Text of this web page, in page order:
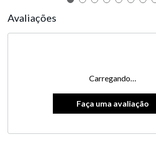
Avaliações
Carregando…